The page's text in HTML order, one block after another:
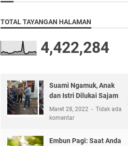
TOTAL TAYANGAN HALAMAN
4,422,284
Suami Ngamuk, Anak
dan Istri Dilukai Sajam
Maret 28, 2022
Tidak ada
komentar
Embun Pagi: Saat Anda